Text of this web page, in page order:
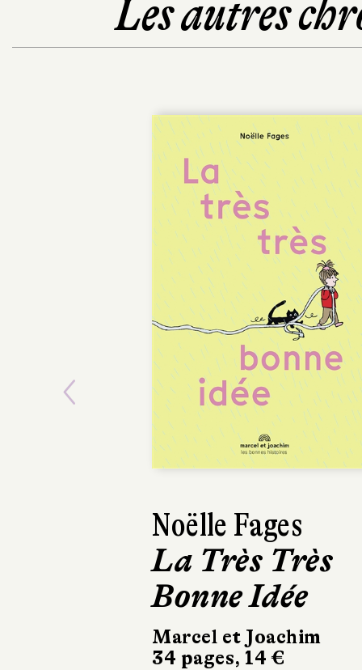
Les autres
Noëlle Fages
La Très Très
Bonne Idée
Marcel et Joachim
34 pages, 14 €
Anaïs
Otero
L’Île
Previous